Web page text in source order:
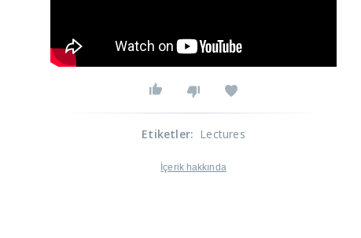
Etiketler: Lectures
İçerik hakkında